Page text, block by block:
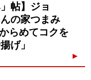
帖】ジョ
の家つまみ
らめてコクを
げ」